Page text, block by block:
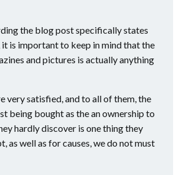
the blog post specifically states
is important to keep in mind that the
and pictures is actually anything
very satisfied, and to all of them, the
being bought as the an ownership to
hardly discover is one thing they
as well as for causes, we do not must